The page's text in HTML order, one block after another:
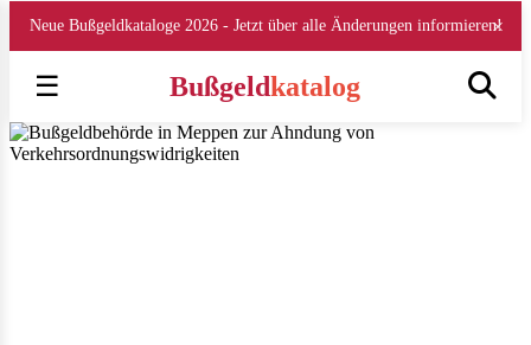
Neue Bußgeldkataloge 2026 - Jetzt über alle Änderungen informieren!
×
☰ Bußgeldkatalog